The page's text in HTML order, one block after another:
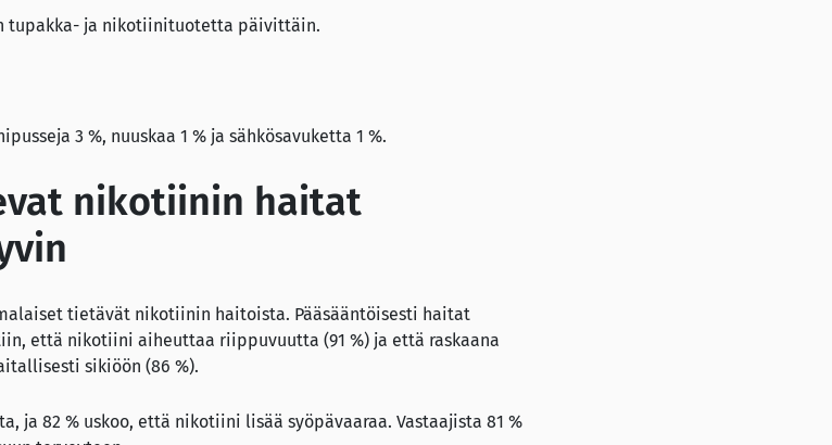
tupakka- ja nikotiinituotetta päivittäin.
3 %, nuuskaa 1 % ja sähkösavuketta 1 %.
nikotiinin haitat
tietävät nikotiinin haitoista. Pääsääntöisesti haitat
että nikotiini aiheuttaa riippuvuutta (91 %) ja että raskaana
sikiöön (86 %).
ja 82 % uskoo, että nikotiini lisää syöpävaaraa. Vastaajista 81 %